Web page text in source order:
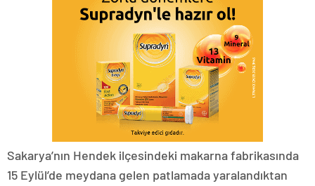
Sakarya’nın Hendek ilçesindeki makarna fabrikasında
15 Eylül’de meydana gelen patlamada yaralandıktan